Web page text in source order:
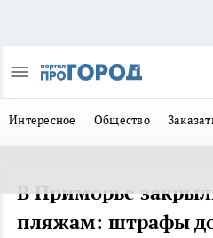
Интересное Общество
В Приморье
пляжам: штрафы